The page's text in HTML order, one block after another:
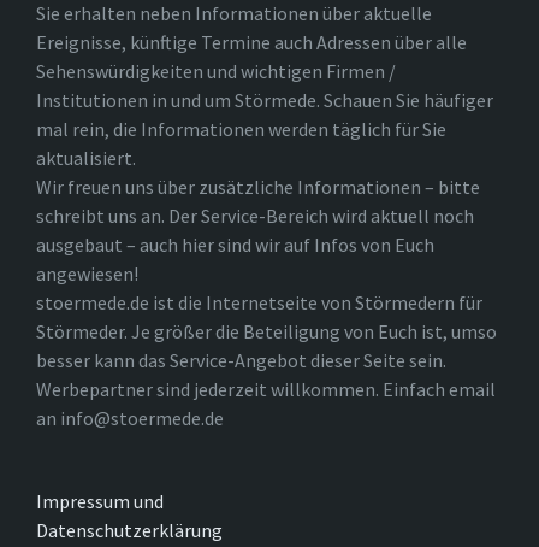
Sie erhalten neben Informationen über aktuelle
Ereignisse, künftige Termine auch Adressen über alle
Sehenswürdigkeiten und wichtigen Firmen /
Institutionen in und um Störmede. Schauen Sie häufiger
mal rein, die Informationen werden täglich für Sie
aktualisiert.
Wir freuen uns über zusätzliche Informationen – bitte
schreibt uns an. Der Service-Bereich wird aktuell noch
ausgebaut – auch hier sind wir auf Infos von Euch
angewiesen!
stoermede.de ist die Internetseite von Störmedern für
Störmeder. Je größer die Beteiligung von Euch ist, umso
besser kann das Service-Angebot dieser Seite sein.
Werbepartner sind jederzeit willkommen. Einfach email
an info@stoermede.de
Impressum und
Datenschutzerklärung